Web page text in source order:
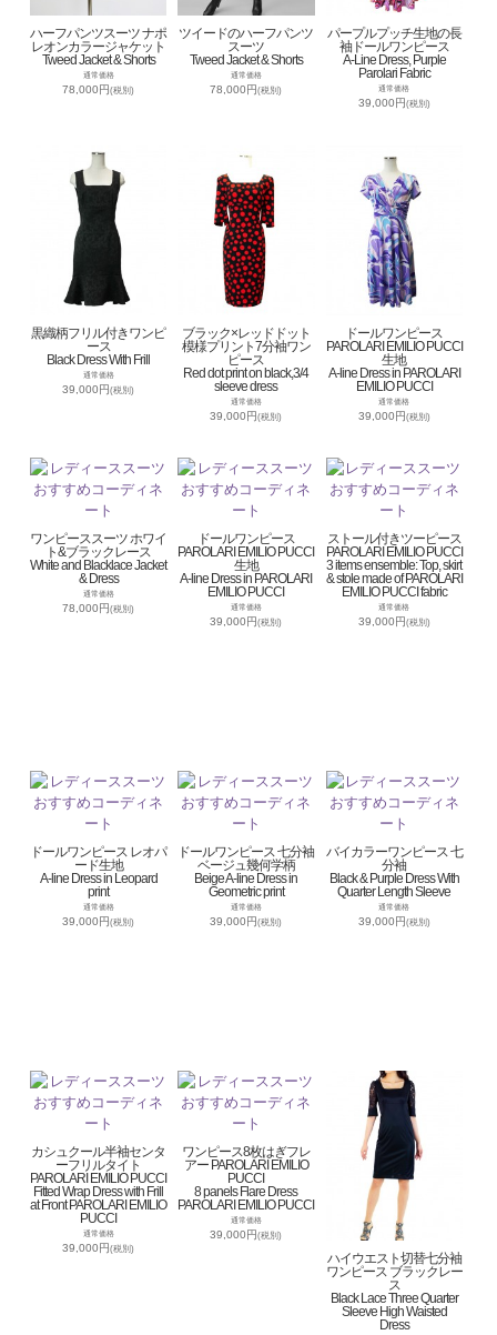
ハーフパンツスーツ ナポ
レオンカラージャケット
Tweed Jacket & Shorts
通常価格
78,000円(税別)
ツイードのハーフパンツ
スーツ
Tweed Jacket & Shorts
通常価格
78,000円(税別)
パープルプッチ生地の長
袖ドールワンピース
A-Line Dress, Purple
Parolari Fabric
通常価格
39,000円(税別)
黒織柄フリル付きワンピ
ース
Black Dress With Frill
通常価格
39,000円(税別)
ブラック×レッドドット
模様プリント7分袖ワン
ピース
Red dot print on black,3/4
sleeve dress
通常価格
39,000円(税別)
ドールワンピース
PAROLARI EMILIO PUCCI
生地
A-line Dress in PAROLARI
EMILIO PUCCI
通常価格
39,000円(税別)
ワンピーススーツ ホワイ
ト&ブラックレース
White and Blacklace Jacket
& Dress
通常価格
78,000円(税別)
ドールワンピース
PAROLARI EMILIO PUCCI
生地
A-line Dress in PAROLARI
EMILIO PUCCI
通常価格
39,000円(税別)
ストール付きツーピース
PAROLARI EMILIO PUCCI
3 items ensemble: Top, skirt
& stole made of PAROLARI
EMILIO PUCCI fabric
通常価格
39,000円(税別)
ドールワンピース レオパ
ード生地
A-line Dress in Leopard
print
通常価格
39,000円(税別)
ドールワンピース 七分袖
ベージュ幾何学柄
Beige A-line Dress in
Geometric print
通常価格
39,000円(税別)
バイカラーワンピース 七
分袖
Black & Purple Dress With
Quarter Length Sleeve
通常価格
39,000円(税別)
カシュクール半袖センタ
ーフリルタイト
PAROLARI EMILIO PUCCI
Fitted Wrap Dress with Frill
at Front PAROLARI EMILIO
PUCCI
通常価格
39,000円(税別)
ワンピース8枚はぎフレ
アー PAROLARI EMILIO
PUCCI
8 panels Flare Dress
PAROLARI EMILIO PUCCI
通常価格
39,000円(税別)
ハイウエスト切替七分袖
ワンピース ブラックレー
ス
Black Lace Three Quarter
Sleeve High Waisted
Dress